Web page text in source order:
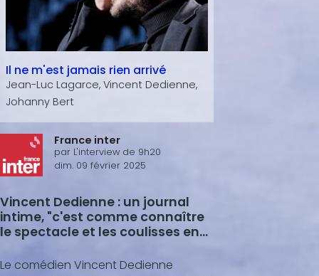
Il ne m'est jamais rien arrivé
Jean-Luc Lagarce, Vincent Dedienne,
Johanny Bert
France inter
par L'interview de 9h20
dim. 09 février 2025
Vincent Dedienne : un journal
intime, "c'est comme connaître
le spectacle et les coulisses en
Le comédien Vincent Dedienne